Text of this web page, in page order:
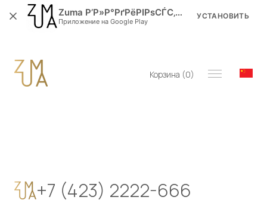
Корзина (0)
+7 (423) 2222-666
Zuma Р’Р»Р°РґРёРІРѕСЃС‚РѕРє
Приложение на Google Play
УСТАНОВИТЬ